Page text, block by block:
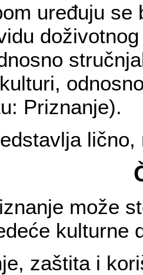
uređuju
Priznanje).
može
kulturne
zaštita i